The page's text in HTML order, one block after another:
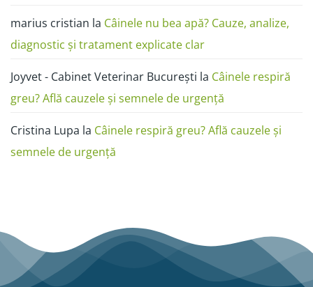
marius cristian la Câinele nu bea apă? Cauze, analize,
diagnostic și tratament explicate clar
Joyvet - Cabinet Veterinar București la Câinele respiră
greu? Află cauzele și semnele de urgență
Cristina Lupa la Câinele respiră greu? Află cauzele și
semnele de urgență